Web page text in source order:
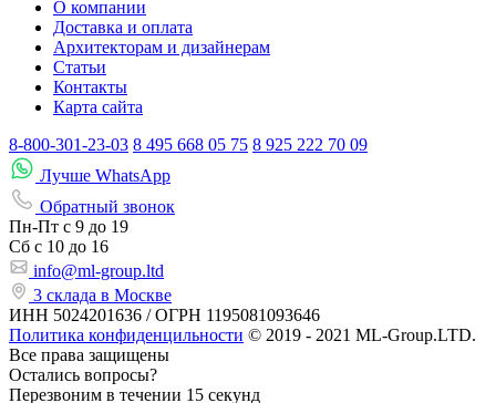
О компании
Доставка и оплата
Архитекторам и дизайнерам
Статьи
Контакты
Карта сайта
8-800-301-23-03 8 495 668 05 75 8 925 222 70 09
Лучше WhatsApp
Обратный звонок
Пн-Пт с 9 до 19
Сб с 10 до 16
info@ml-group.ltd
3 склада в Москве
ИНН 5024201636 / ОГРН 1195081093646
Политика конфиденцильности © 2019 - 2021 ML-Group.LTD.
Все права защищены
Остались вопросы?
Перезвоним в течении 15 секунд